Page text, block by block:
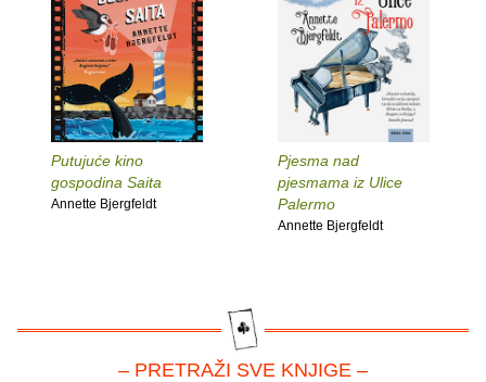
Putujuće kino
gospodina Saita
Annette Bjergfeldt
Pjesma nad
pjesmama iz Ulice
Palermo
Annette Bjergfeldt
– PRETRAŽI SVE KNJIGE –